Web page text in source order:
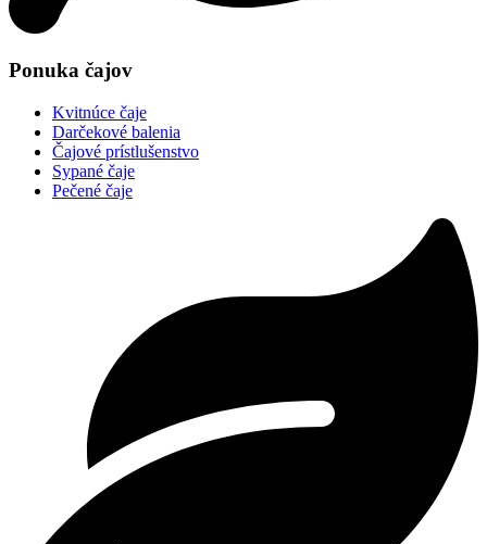
Ponuka čajov
Kvitnúce čaje
Darčekové balenia
Čajové prístlušenstvo
Sypané čaje
Pečené čaje